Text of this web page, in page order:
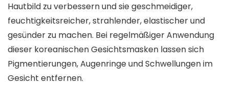
Hautbild zu verbessern und sie geschmeidiger,
feuchtigkeitsreicher, strahlender, elastischer und
gesünder zu machen. Bei regelmäßiger Anwendung
dieser koreanischen Gesichtsmasken lassen sich
Pigmentierungen, Augenringe und Schwellungen im
Gesicht entfernen.